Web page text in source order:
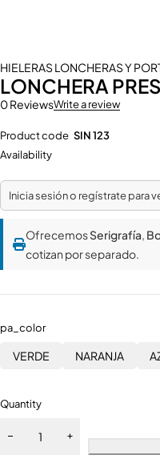
HIELERAS LONCHERAS Y
LONCHERA
0 ReviewsWrite a review
Product code SIN 123
Availability
Inicia sesión o regístrate para
OfrecemosSerigrafía,
cotizan por separado.
pa_color
VERDE NARANJA
Quantity